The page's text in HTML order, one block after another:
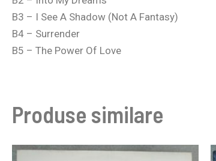
B3 – I See A Shadow (Not A Fantasy)
B4 – Surrender
B5 – The Power Of Love
Produse similare